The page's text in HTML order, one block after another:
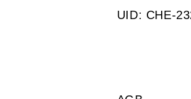
UID: CHE-